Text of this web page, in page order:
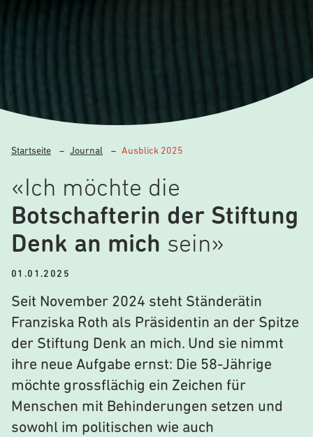
Startseite – Journal – Ausblick 2025
«Ich möchte die
Botschafterin der Stiftung
Denk an mich sein»
01.01.2025
Seit November 2024 steht Ständerätin
Franziska Roth als Präsidentin an der Spitze
der Stiftung Denk an mich. Und sie nimmt
ihre neue Aufgabe ernst: Die 58-Jährige
möchte grossflächig ein Zeichen für
Menschen mit Behinderungen setzen und
sowohl im politischen wie auch